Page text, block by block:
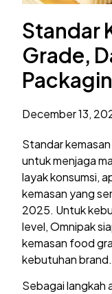
Standar
Grade,
December 13,
Standar
untuk menjaga
layak konsumsi,
kemasan yang
2025. Untuk
level, Omnipak
kemasan food
kebutuhan brand.
Sebagai langkah